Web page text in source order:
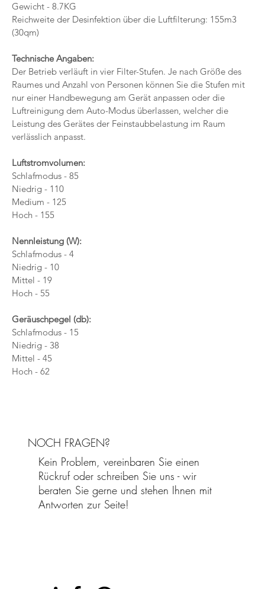
Gewicht - 8.7KG
Reichweite der Desinfektion über die Luftfilterung: 155m3
(30qm)
Technische Angaben:
Der Betrieb verläuft in vier Filter-Stufen. Je nach Größe des
Raumes und Anzahl von Personen können Sie die Stufen mit
nur einer Handbewegung am Gerät anpassen oder die
Luftreinigung dem Auto-Modus überlassen, welcher die
Leistung des Gerätes der Feinstaubbelastung im Raum
verlässlich anpasst.
Luftstromvolumen:
Schlafmodus - 85
Niedrig - 110
Medium - 125
Hoch - 155
Nennleistung (W):
Schlafmodus - 4
Niedrig - 10
Mittel - 19
Hoch - 55
Geräuschpegel (db):
Schlafmodus - 15
Niedrig - 38
Mittel - 45
Hoch - 62
NOCH FRAGEN?
Kein Problem, vereinbaren Sie einen
Rückruf oder schreiben Sie uns - wir
beraten Sie gerne und stehen Ihnen mit
Antworten zur Seite!